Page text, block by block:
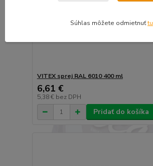
VITEX sprej RAL 6010 400 ml
6,61 €
5,38 € bez DPH
Pridať do košíka
Súhlas môžete odmietnuťtu